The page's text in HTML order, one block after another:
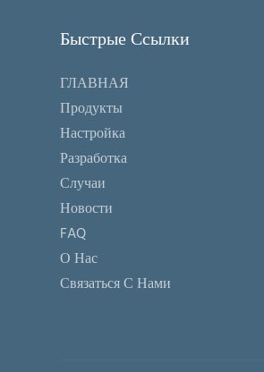
Быстрые Ссылки
ГЛАВНАЯ
Продукты
Настройка
Разработка
Случаи
Новости
FAQ
О Нас
Связаться С Нами